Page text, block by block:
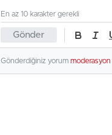
Gönder
En az 10 karakter gerekli
Gönderdiğiniz yorum moderasyon